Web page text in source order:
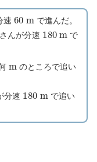
速 60
で進んだ。
んが分速 180
で
のところで追い
分速 180
で追い